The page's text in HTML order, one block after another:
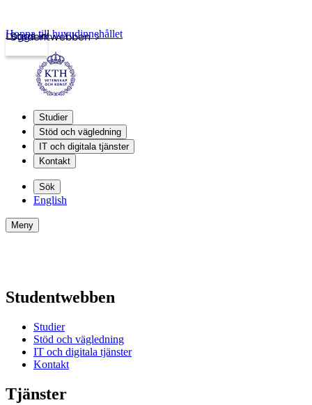
Studentwebben
Logga in
Hoppa till huvudinnehållet
Studier
Stöd och vägledning
IT och digitala tjänster
Kontakt
Sök
English
Meny
Studentwebben
Studier
Stöd och vägledning
IT och digitala tjänster
Kontakt
Tjänster